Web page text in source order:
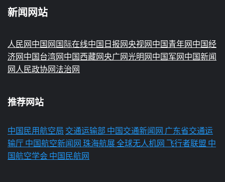
新闻网站
人民网中国网 国际在线中国日报网央视网中国青年网中国经
济网中国台湾网中国西藏网央广网光明网中国军网中国新闻
网 人民政协网法治网
推荐网站
中国民用航空局 交通运输部 中国交通新闻网 广东省交通运
输厅 中国航空新闻网 珠海航展全球无人机网 飞行者联盟 中
国航空学会 中国民航网